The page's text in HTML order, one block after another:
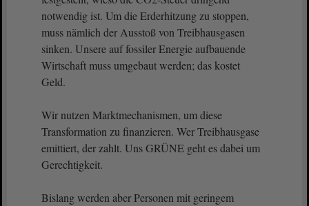
notwendig ist. Um die Erderhitzung zu stoppen,
muss nämlich der Ausstoß von Treibhausgasen
sinken. Unsere auf fossiler Energie aufbauende
Wirtschaft muss umgebaut werden; das kostet
Geld.
Wir nutzen Marktmechanismen, um diese
Transformation zu finanzieren. Wer Treibhausgase
emittiert, der zahlt. Uns GRÜNE geht es dabei um
Gerechtigkeit.
Bislang werden aber Personen mit geringem